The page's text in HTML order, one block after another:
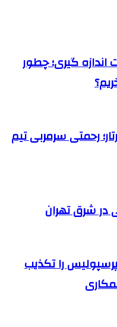
اندازه گیری؛ چطور
رحمتی سرمربی تیم
شرق تهران
را تکذیب